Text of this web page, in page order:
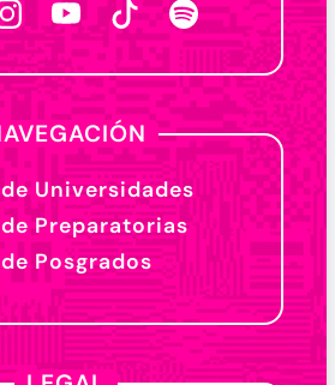
Universidades
Preparatorias
Posgrados